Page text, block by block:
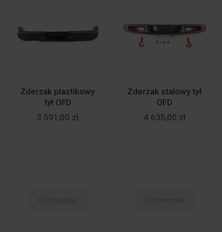
Zderzak plastikowy
tył OFD
3 591,00 zł
Zderzak stalowy tył
OFD
4 635,00 zł